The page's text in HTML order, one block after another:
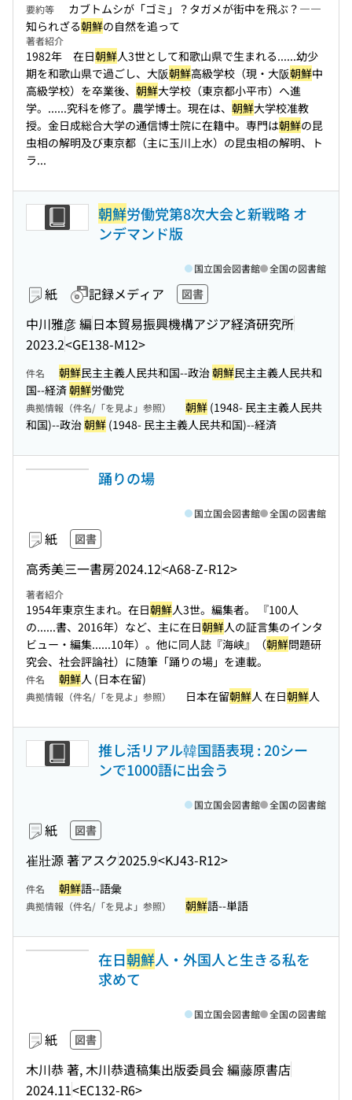
要約等
カブトムシが「ゴミ」？タガメが街中を飛ぶ？――
知られざる朝鮮の自然を追って
著者紹介
1982年 在日朝鮮人3世として和歌山県で生まれる......幼少
期を和歌山県で過ごし、大阪朝鮮高級学校（現・大阪朝鮮中
高級学校）を卒業後、 朝鮮大学校（東京都小平市）へ進
学。......究科を修了。農学博士。現在は、 朝鮮大学校准教
授。金日成総合大学の通信博士院に在籍中。専門は朝鮮の昆
虫相の解明及び東京都（主に玉川上水）の昆虫相の解明、ト
ラ...
朝鮮労働党第8次大会と新戦略 オ
ンデマンド版
紙 記録メディア 図書
中川雅彦 編日本貿易振興機構アジア経済研究所
2023.2<GE138-M12>
国立国会図書館 全国の図書館
件名 朝鮮民主主義人民共和国--政治朝鮮民主主義人民共和
国--経済朝鮮労働党
典拠情報（件名/「を見よ」参照） 朝鮮 (1948- 民主主義人民共
和国)--政治朝鮮 (1948- 民主主義人民共和国)--経済
踊りの場
紙 図書
高秀美三一書房2024.12<A68-Z-R12>
国立国会図書館 全国の図書館
著者紹介
1954年東京生まれ。在日朝鮮人3世。編集者。 『100人
の......書、2016年）など、主に在日朝鮮人の証言集のインタ
ビュー・編集......10年）。他に同人誌『海峡』（朝鮮問題研
究会、社会評論社）に随筆「踊りの場」を連載。
件名 朝鮮人 (日本在留)
典拠情報（件名/「を見よ」参照） 日本在留朝鮮人 在日朝鮮人
推し活リアル韓国語表現 : 20シー
ンで1000語に出会う
紙 図書
崔壯源 著アスク2025.9<KJ43-R12>
国立国会図書館 全国の図書館
件名 朝鮮語--語彙
典拠情報（件名/「を見よ」参照） 朝鮮語--単語
在日朝鮮人・外国人と生きる私を
求めて
紙 図書
木川恭 著, 木川恭遺稿集出版委員会 編藤原書店
2024.11<EC132-R6>
国立国会図書館 全国の図書館